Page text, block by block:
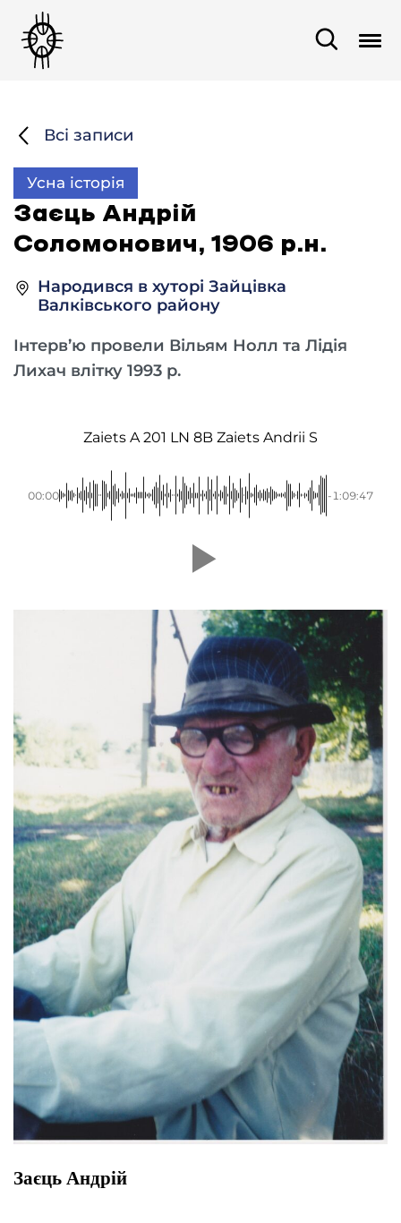
Всі записи
Усна історія
Заєць Андрій
Соломонович, 1906 р.н.
Народився в хуторі Зайцівка
Валківського району
Інтерв’ю провели Вільям Нолл та Лідія
Лихач влітку 1993 р.
Zaiets A 201 LN 8B Zaiets Andrii S
00:00 -1:09:47
Заєць Андрій